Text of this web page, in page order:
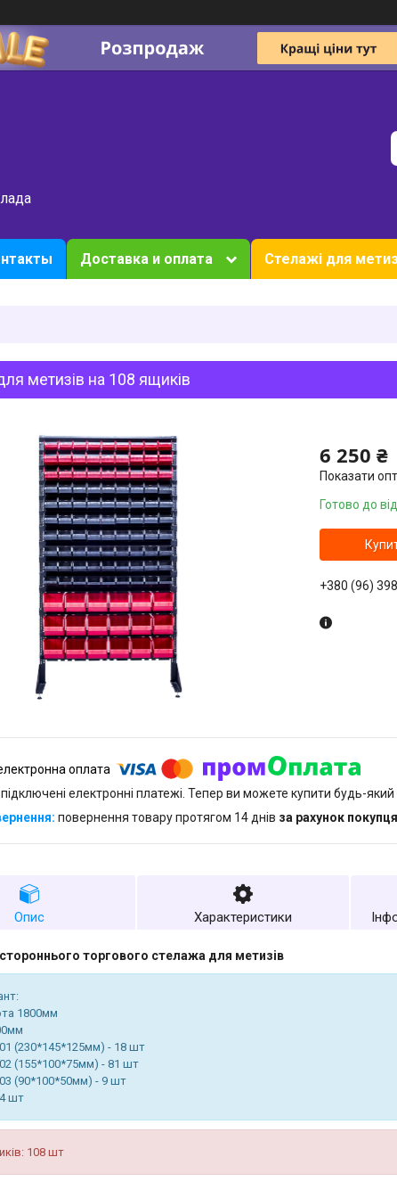
Доставка и оплата Стелажі для
метизів на 108 ящиків
6 250 ₴
Показати
Готово до
+380 (96)
підключені електронні платежі. Тепер ви можете купити будь-
повернення товару протягом 14 днів за рахунок покупця
Опис Характеристики
торгового стелажа для метизів
1800мм
(230*145*125мм) - 18 шт
(155*100*75мм) - 81 шт
(90*100*50мм) - 9 шт
шт
108 шт